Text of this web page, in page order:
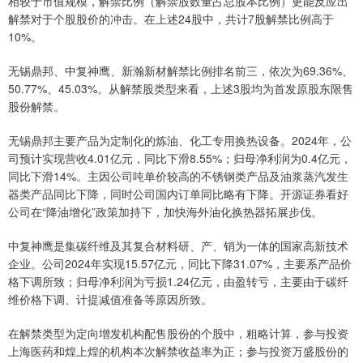
解禁对于个股股价的冲击。在上述24股中，共计7股解禁比例高于
10%。
无锡鼎邦、中复神鹰、新瀚新材解禁比例排名前三，依次为69.36%、
50.77%、45.03%。从解禁股类型来看，上述3股均为首发原股东限售
股份解禁。
无锡鼎邦主要产品为定制化的炼油、化工专用换热设备。2024年，公
司预计实现营收4.01亿元，同比下滑8.55%；归母净利润为0.4亿元，
同比下滑14%。主因公司吨单价较高的不锈钢类产品及油浆蒸汽发生
器类产品同比下降，同时公司国内订单同比略有下降。开源证券看好
公司在“降油增化”政策加持下，加快海外油化换热器拓展步伐。
中复神鹰是集碳纤维及其复合材料研、产、销为一体的国家高新技术
企业。公司2024年实现15.57亿元，同比下降31.07%，主要系产品价
格下调所致；归母净利润为亏损1.24亿元，由盈转亏，主要由于碳纤
维价格下调、计提减值准备等原因所致。
在解禁类型为定向增发机构配售股份的个股中，粗略计算，参与投资
上海医药和煌上煌的机构本次解禁收益率为正；参与投资万盛股份的